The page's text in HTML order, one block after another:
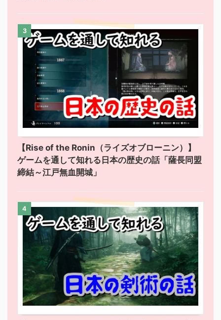
3
【Rise of the Ronin（ライズオブローニン）】
ゲームを通して知れる日本の歴史の話「薩長同盟
締結～江戸無血開城」
4